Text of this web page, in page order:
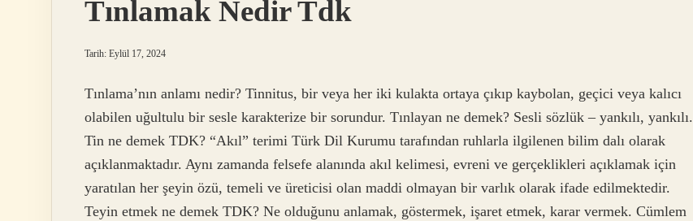
Tınlamak Nedir Tdk
Tarih: Eylül 17, 2024
Tınlama’nın anlamı nedir? Tinnitus, bir veya her iki kulakta ortaya çıkıp kaybolan, geçici veya kalıcı
olabilen uğultulu bir sesle karakterize bir sorundur. Tınlayan ne demek? Sesli sözlük – yankılı, yankılı.
Tin ne demek TDK? “Akıl” terimi Türk Dil Kurumu tarafından ruhlarla ilgilenen bilim dalı olarak
açıklanmaktadır. Aynı zamanda felsefe alanında akıl kelimesi, evreni ve gerçeklikleri açıklamak için
yaratılan her şeyin özü, temeli ve üreticisi olan maddi olmayan bir varlık olarak ifade edilmektedir.
Teyin etmek ne demek TDK? Ne olduğunu anlamak, göstermek, işaret etmek, karar vermek. Cümlem